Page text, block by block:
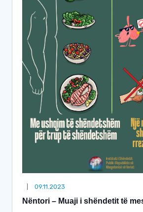
09.11.2023
Nëntori – Muaji i shëndetit të